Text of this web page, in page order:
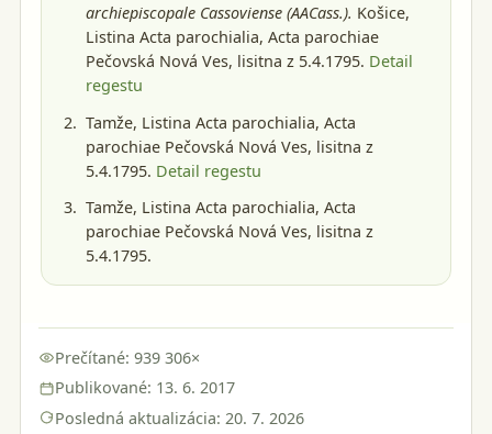
archiepiscopale Cassoviense (AACass.). Košice,
Listina Acta parochialia, Acta parochiae
Pečovská Nová Ves, lisitna z 5.4.1795. Detail
regestu
Tamže, Listina Acta parochialia, Acta
parochiae Pečovská Nová Ves, lisitna z
5.4.1795. Detail regestu
Tamže, Listina Acta parochialia, Acta
parochiae Pečovská Nová Ves, lisitna z
5.4.1795.
Prečítané: 939 306×
Publikované: 13. 6. 2017
Posledná aktualizácia: 20. 7. 2026